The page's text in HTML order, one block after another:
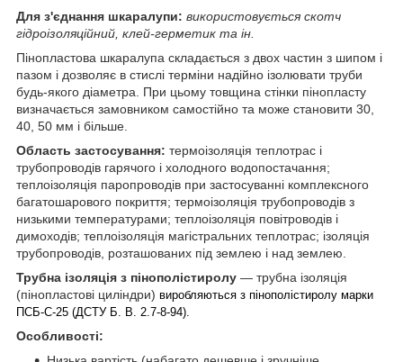
Для з'єднання шкаралупи: використовується скотч
гідроізоляційний, клей-герметик та ін.
Пінопластова шкаралупа складається з двох частин з шипом і
пазом і дозволяє в стислі терміни надійно ізолювати труби
будь-якого діаметра. При цьому товщина стінки пінопласту
визначається замовником самостійно та може становити 30,
40, 50 мм і більше.
Область застосування: термоізоляція теплотрас і
трубопроводів гарячого і холодного водопостачання;
теплоізоляція паропроводів при застосуванні комплексного
багатошарового покриття; термоізоляція трубопроводів з
низькими температурами; теплоізоляція повітроводів і
димоходів; теплоізоляція магістральних теплотрас; ізоляція
трубопроводів, розташованих під землею і над землею.
Трубна ізоляція з пінополістиролу — трубна ізоляція
(пінопластові циліндри) виробляються з пінополістиролу марки
ПСБ-С-25 (ДСТУ Б. В. 2.7-8-94).
Особливості: